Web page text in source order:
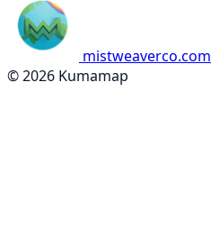
mistweaverco.com
© 2026 Kumamap